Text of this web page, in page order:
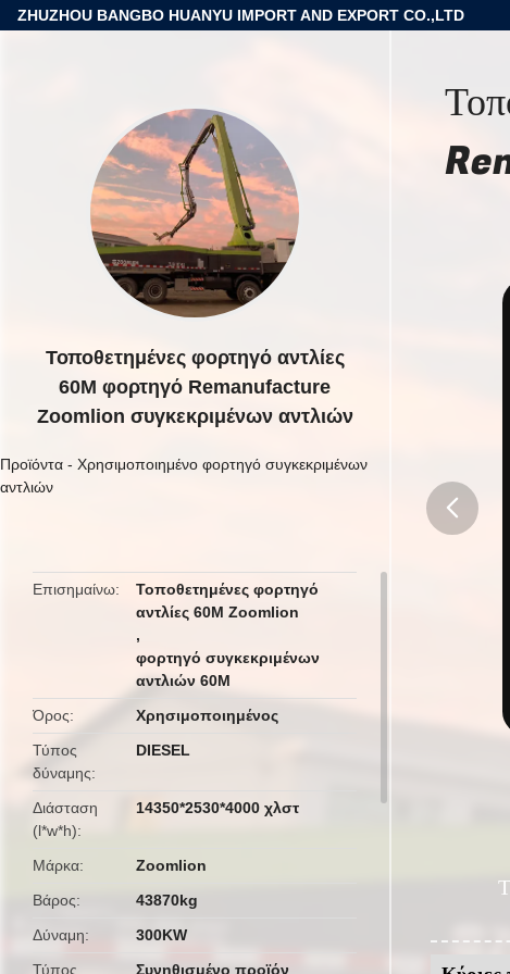
ZHUZHOU BANGBO HUANYU IMPORT AND EXPORT CO.,LTD
Τοποθετημένες φορτηγό αντλίες
60M φορτηγό Remanufacture
Zoomlion συγκεκριμένων αντλιών
Προϊόντα - Χρησιμοποιημένο φορτηγό συγκεκριμένων
αντλιών
Επισημαίνω
Τοποθετημένες φορτηγό
αντλίες 60M Zoomlion
,
φορτηγό συγκεκριμένων
αντλιών 60M
Όρος
Χρησιμοποιημένος
Τύπος
δύναμης
DIESEL
Διάσταση
(l*w*h)
14350*2530*4000 χλστ
Μάρκα
Zoomlion
Βάρος
43870kg
Δύναμη
300KW
Τύπος
Συνηθισμένο προϊόν